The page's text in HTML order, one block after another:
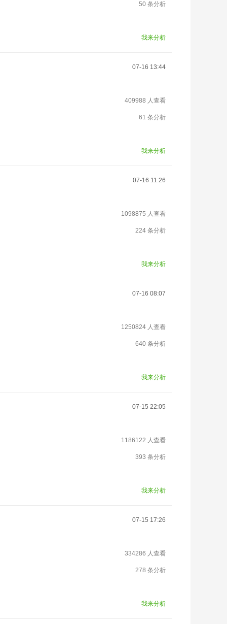
50 条分析
我来分析
07-16 13:44
409988 人查看
61 条分析
我来分析
07-16 11:26
1098875 人查看
224 条分析
我来分析
07-16 08:07
1250824 人查看
640 条分析
我来分析
07-15 22:05
1186122 人查看
393 条分析
我来分析
07-15 17:26
334286 人查看
278 条分析
我来分析